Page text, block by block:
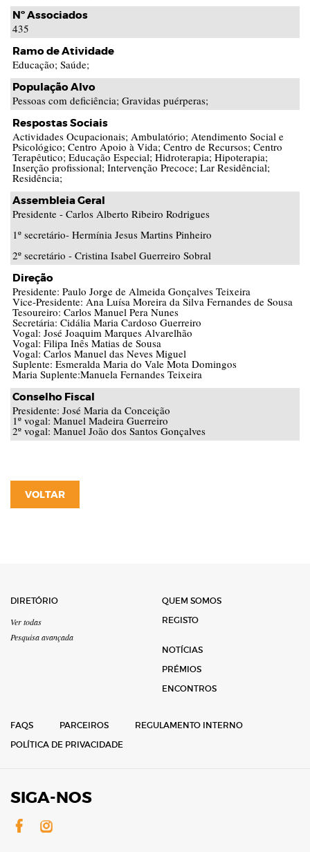
Nº Associados
435
Ramo de Atividade
Educação; Saúde;
População Alvo
Pessoas com deficiência; Gravidas puérperas;
Respostas Sociais
Actividades Ocupacionais; Ambulatório; Atendimento Social e
Psicológico; Centro Apoio à Vida; Centro de Recursos; Centro
Terapêutico; Educação Especial; Hidroterapia; Hipoterapia;
Inserção profissional; Intervenção Precoce; Lar Residêncial;
Residência;
Assembleia Geral
Presidente - Carlos Alberto Ribeiro Rodrigues
1º secretário- Hermínia Jesus Martins Pinheiro
2º secretário - Cristina Isabel Guerreiro Sobral
Direção
Presidente: Paulo Jorge de Almeida Gonçalves Teixeira
Vice-Presidente: Ana Luísa Moreira da Silva Fernandes de Sousa
Tesoureiro: Carlos Manuel Pera Nunes
Secretária: Cidália Maria Cardoso Guerreiro
Vogal: José Joaquim Marques Alvarelhão
Vogal: Filipa Inês Matias de Sousa
Vogal: Carlos Manuel das Neves Miguel
Suplente: Esmeralda Maria do Vale Mota Domingos
Maria Suplente:Manuela Fernandes Teixeira
Conselho Fiscal
Presidente: José Maria da Conceição
1º vogal: Manuel Madeira Guerreiro
2º vogal: Manuel João dos Santos Gonçalves
VOLTAR
DIRETÓRIO
Ver todas
Pesquisa avançada
QUEM SOMOS
REGISTO
NOTÍCIAS
PRÉMIOS
ENCONTROS
FAQS PARCEIROS
REGULAMENTO INTERNO
POLÍTICA DE PRIVACIDADE
SIGA-NOS
Facebook
Instagram